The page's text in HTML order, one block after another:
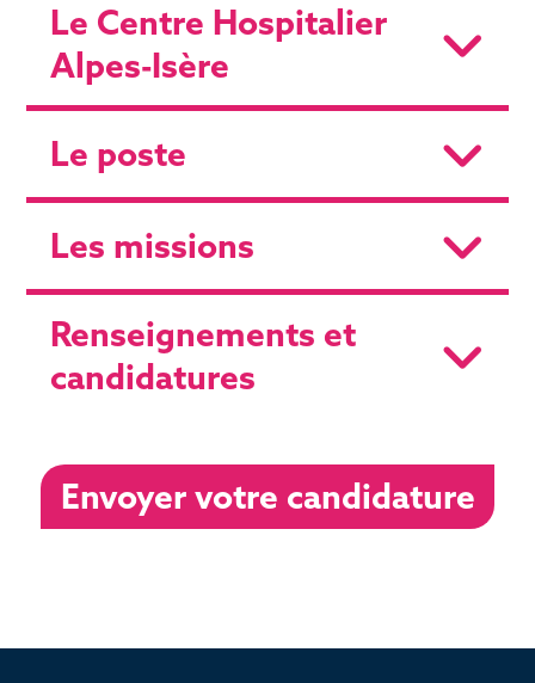
Le Centre Hospitalier
Alpes-Isère
Le poste
Les missions
Renseignements et
candidatures
Envoyer votre candidature